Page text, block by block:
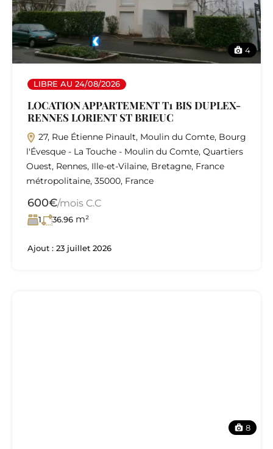
4
LIBRE AU 24/08/2026
LOCATION APPARTEMENT T1 BIS DUPLEX-
RENNES LORIENT ST BRIEUC
27, Rue Étienne Pinault, Moulin du Comte, Bourg
l'Évesque - La Touche - Moulin du Comte, Quartiers
Ouest, Rennes, Ille-et-Vilaine, Bretagne, France
métropolitaine, 35000, France
600€/mois C.C
1 36.96 m²
Ajout : 23 juillet 2026
8